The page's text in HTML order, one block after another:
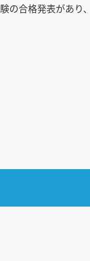
の合格発表があ